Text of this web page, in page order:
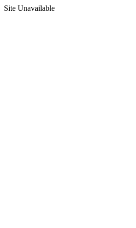
Site Unavailable